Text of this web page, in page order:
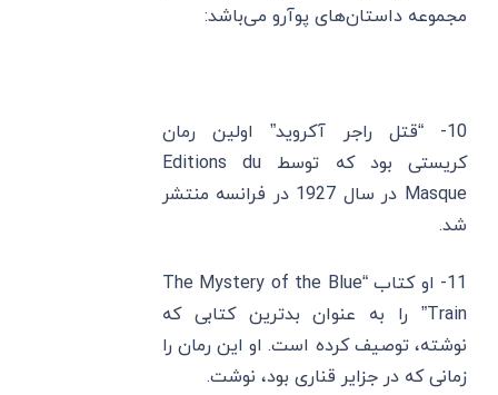
مجموعه داستان‌های پوآرو می‌باشد:
10- “قتل راجر آکروید” اولین رمان
کریستی بود که توسط Editions du
Masque در سال 1927 در فرانسه منتشر
شد.
11- او کتاب “The Mystery of the Blue
Train” را به عنوان بدترین کتابی که
نوشته، توصیف کرده است. او این رمان را
زمانی که در جزایر قناری بود، نوشت.